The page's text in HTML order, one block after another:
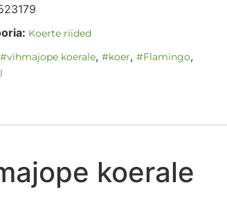
Koerte riided
#vihmajope koerale, #koer, #Flamingo,
koerale